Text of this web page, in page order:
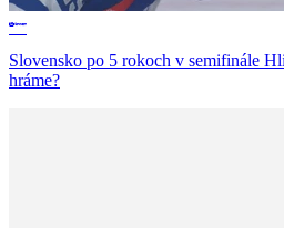
Slovensko po 5 rokoch v semifinále
hráme?